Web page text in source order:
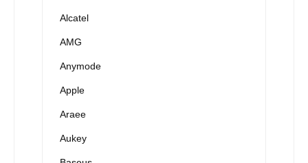
Alcatel
AMG
Anymode
Apple
Araee
Aukey